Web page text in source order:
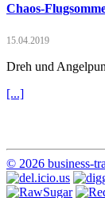
Chaos-
15.04.2019
Dreh und
[...]
© 2026 business-